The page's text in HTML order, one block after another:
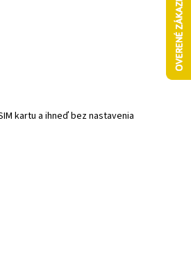
kartu a ihneď bez nastavenia